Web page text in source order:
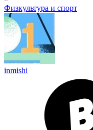
Физкультура и спорт
inmishi